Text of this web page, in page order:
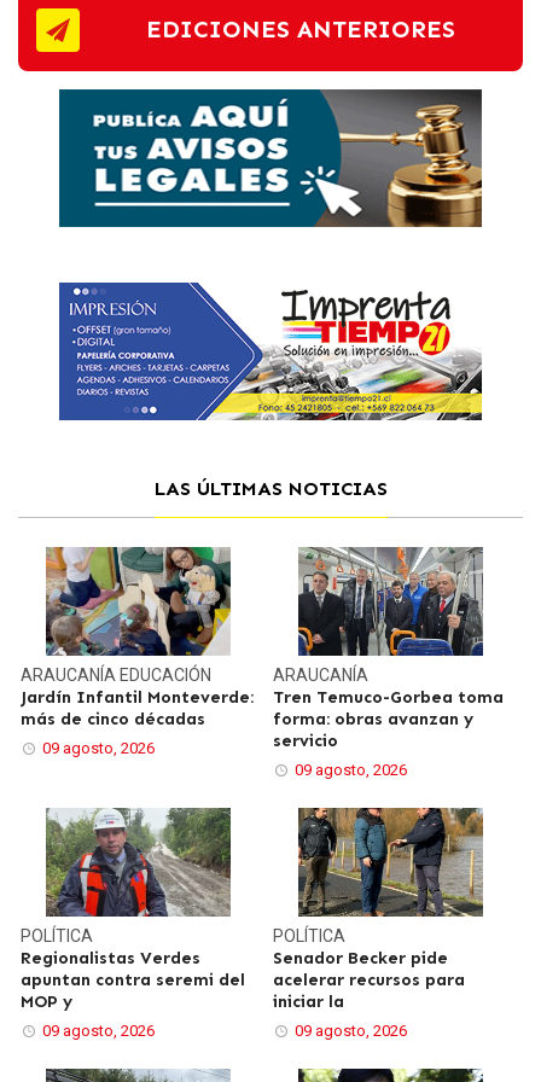
EDICIONES ANTERIORES
LAS ÚLTIMAS NOTICIAS
ARAUCANÍA EDUCACIÓN
Jardín Infantil Monteverde:
más de cinco décadas
09 agosto, 2026
ARAUCANÍA
Tren Temuco-Gorbea toma
forma: obras avanzan y
servicio
09 agosto, 2026
POLÍTICA
Regionalistas Verdes
apuntan contra seremi del
MOP y
09 agosto, 2026
POLÍTICA
Senador Becker pide
acelerar recursos para
iniciar la
09 agosto, 2026